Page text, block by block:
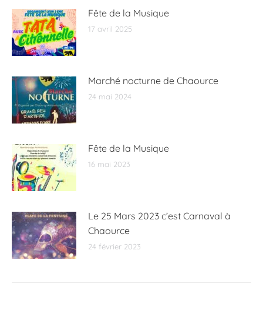
Fête de la Musique
17 avril 2025
Marché nocturne de Chaource
24 mai 2024
Fête de la Musique
16 mai 2023
Le 25 Mars 2023 c’est Carnaval à
Chaource
24 février 2023